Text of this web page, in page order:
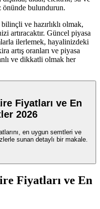
önünde bulundurun.
ve hazırlıklı olmak,
artıracaktır. Güncel piyasa
ilerlemek, hayalinizdeki
artış oranları ve piyasa
ve dikkatli olmak her
Fiyatları ve En
2026
en uygun semtleri ve
sunan detaylı bir makale.
Fiyatları ve En